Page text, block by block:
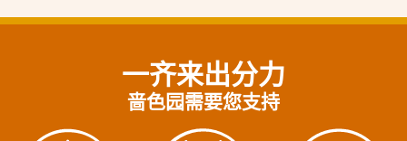
一齐来出分力
啬色园需要您支持